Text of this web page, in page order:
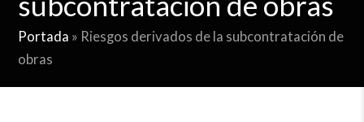
Portada » Riesgos derivados de la subcontratación de
obras